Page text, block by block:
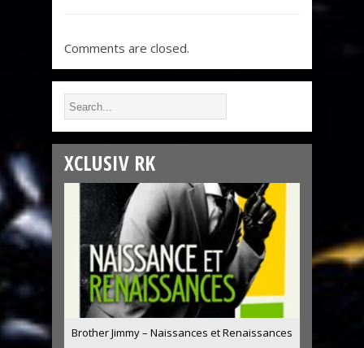
Comments are closed.
XCLUSIV RK
Brother Jimmy – Naissances et Renaissances